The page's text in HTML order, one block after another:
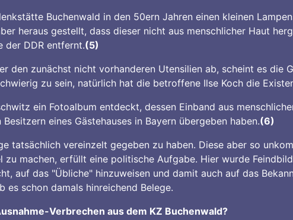
Buchenwald in den 50ern Jahren einen kleinen
heraus gestellt, dass dieser nicht aus menschlicher Haut
der DDR entfernt.(5)
den zunächst nicht vorhanderen Utensilien ab, scheint es die
zu sein, natürlich hat die betroffene Ilse Koch die
ein Fotoalbum entdeckt, dessen Einband aus
eines Gästehauses in Bayern übergeben haben.(6)
tatsächlich vereinzelt gegeben zu haben. Diese aber so
zu machen, erfüllt eine politische Aufgabe. Hier wurde
auf das "Übliche" hinzuweisen und damit auch auf das
es schon damals hinreichend Belege.
Verbrechen aus dem KZ Buchenwald?